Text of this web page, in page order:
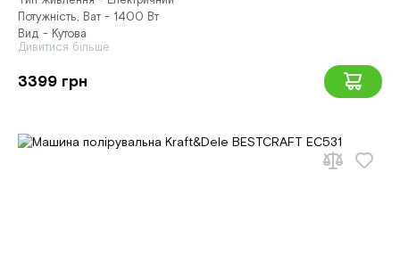
Потужність, Ват - 1400 Вт
Вид - Кутова
Дивитися більше
3399 грн